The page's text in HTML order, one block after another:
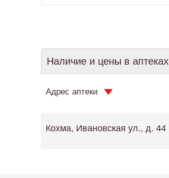
Наличие и цены в аптеках
Адрес аптеки
Кохма, Ивановская ул., д. 44